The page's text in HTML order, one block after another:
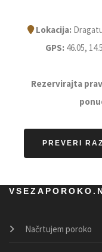
Lokacija:
GPS: 46.05,
Rezervirajta
PREVERI
Načrtujem poroko